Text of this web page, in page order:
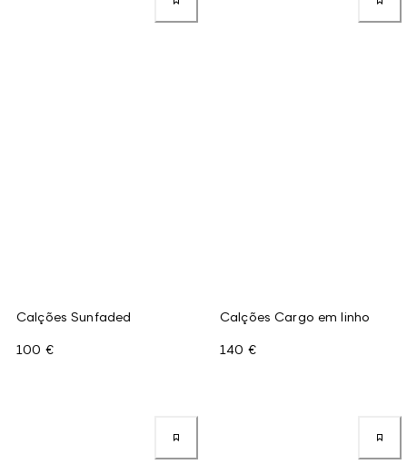
Calções Sunfaded
100 €
Calções Cargo em linho
140 €